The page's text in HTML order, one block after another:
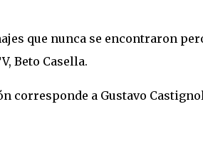
que nunca se encontraron
Beto Casella.
corresponde a Gustavo